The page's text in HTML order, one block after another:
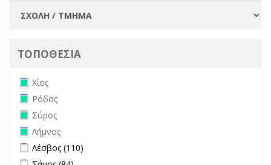
ΤΟΠΟΘΕΣΙΑ
Remove Χίος filter
Χίος
Remove Ρόδος filter
Ρόδος
Remove Σύρος filter
Σύρος
Remove Λήμνος filter
Λήμνος
Apply Λέσβος filter
Λέσβος (110)
Apply Σάμος filter